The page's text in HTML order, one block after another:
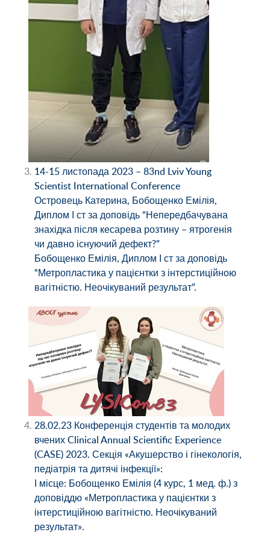
14-15 листопада 2023 – 83nd Lviv Young
Scientist International Conference
Островець Катерина, Бобощенко Емілія,
Диплом І ст за доповідь “Непередбачувана
знахідка після кесарева розтину – ятрогенія
чи давно існуючий дефект?”
Бобощенко Емілія, Диплом І ст за доповідь
“Метропластика у пацієнтки з інтерстиційною
вагітністю. Неочікуваний результат”.
28.02.23 Конференція студентів та молодих
вчених Clinical Annual Scientific Experience
(CASE) 2023. Секція «Акушерство і гінекологія,
педіатрія та дитячі інфекції»:
І місце: Бобощенко Емілія (4 курс, 1 мед. ф.) з
доповіддю «Метропластика у пацієнтки з
інтерстиційною вагітністю. Неочікуваний
результат».